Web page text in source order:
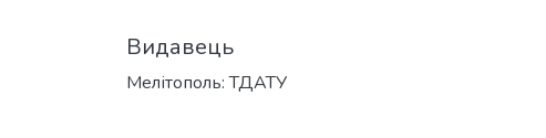
Видавець
Мелітополь: ТДАТУ